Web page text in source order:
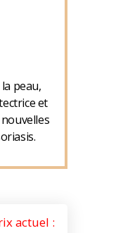
peau,
et
actuel :